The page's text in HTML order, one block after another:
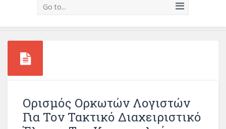
Go to...
Ορισμός Ορκωτών Λογιστών
Για Τον Τακτικό Διαχειριστικό